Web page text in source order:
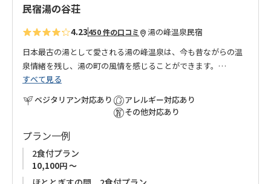
民宿湯の谷荘
4.23450 件の口コミ 湯の峰温泉民宿
日本最古の湯として愛される湯の峰温泉は、今も昔ながらの温
泉情緒を残し、湯の町の風情を感じることができます。
そんな湯の峰温泉郷の中にある、こじんまりとした露天風呂が
自慢の安らぎの宿、湯の谷荘。
女将手作りの野菜中心の料理は、ボリューム満点！！
朝食後には、温泉で淹れたコーヒーが味わえます。
■ご予約受付について
◆
お申込みの受付はご利用希望日の3ケ月前からです。
すべて見る
ベジタリアン対応あり
アレルギー対応あり
その他対応あり
プラン一例
2食付プラン
10,100円 ～